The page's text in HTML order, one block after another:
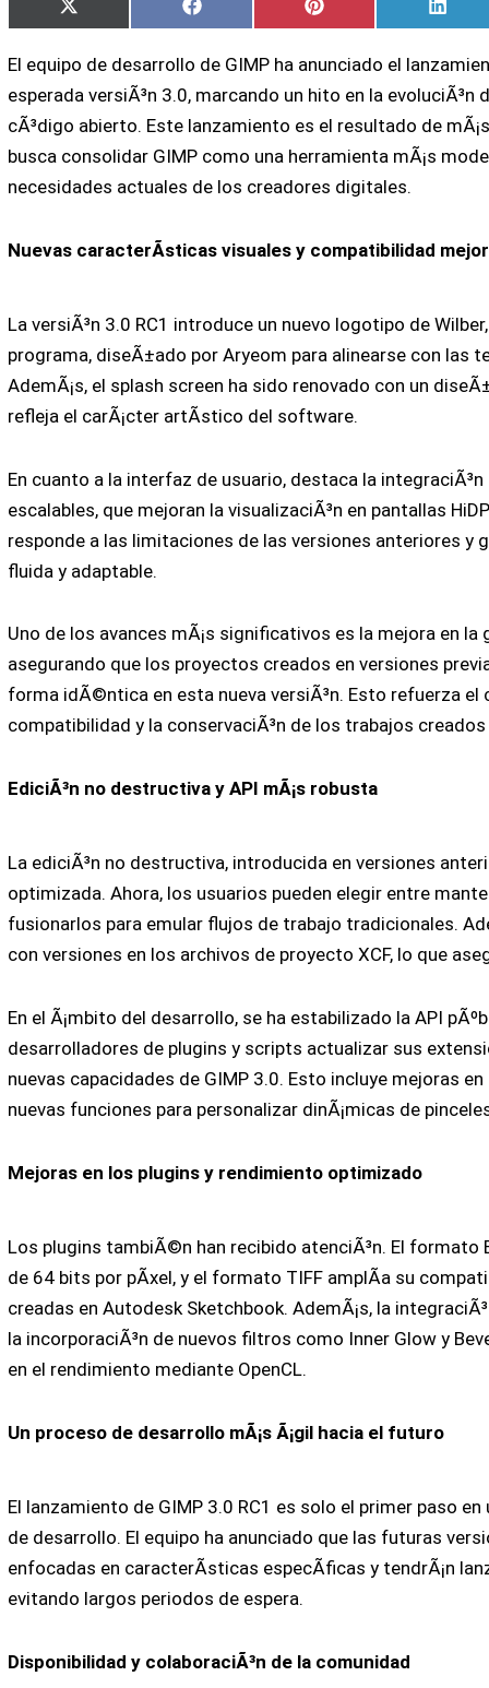
Compartir
en
X
(Twitter)
Compartir
en
Facebook
Compartir
en
Pinterest
en
El equipo de desarrollo de GIMP ha anunciado el
esperada versiÃ³n 3.0, marcando un hito en la evoluciÃ³n
cÃ³digo abierto. Este lanzamiento es el resultado de
busca consolidar GIMP como una herramienta mÃ¡s
necesidades actuales de los creadores digitales.
Nuevas caracterÃ­sticas visuales y compatibilidad
La versiÃ³n 3.0 RC1 introduce un nuevo logotipo de
programa, diseÃ±ado por Aryeom para alinearse con las
AdemÃ¡s, el splash screen ha sido renovado con un
refleja el carÃ¡cter artÃ­stico del software.
En cuanto a la interfaz de usuario, destaca la
escalables, que mejoran la visualizaciÃ³n en pantallas
responde a las limitaciones de las versiones anteriores y
fluida y adaptable.
Uno de los avances mÃ¡s significativos es la mejora en la
asegurando que los proyectos creados en versiones
forma idÃ©ntica en esta nueva versiÃ³n. Esto refuerza
compatibilidad y la conservaciÃ³n de los trabajos
EdiciÃ³n no destructiva y API mÃ¡s robusta
La ediciÃ³n no destructiva, introducida en versiones
optimizada. Ahora, los usuarios pueden elegir entre
fusionarlos para emular flujos de trabajo tradicionales.
con versiones en los archivos de proyecto XCF, lo que
En el Ã¡mbito del desarrollo, se ha estabilizado la API
desarrolladores de plugins y scripts actualizar sus
nuevas capacidades de GIMP 3.0. Esto incluye mejoras
nuevas funciones para personalizar dinÃ¡micas de
Mejoras en los plugins y rendimiento optimizado
Los plugins tambiÃ©n han recibido atenciÃ³n. El formato
de 64 bits por pÃ­xel, y el formato TIFF amplÃ­a su
creadas en Autodesk Sketchbook. AdemÃ¡s, la
la incorporaciÃ³n de nuevos filtros como Inner Glow y
en el rendimiento mediante OpenCL.
Un proceso de desarrollo mÃ¡s Ã¡gil hacia el futuro
El lanzamiento de GIMP 3.0 RC1 es solo el primer paso
de desarrollo. El equipo ha anunciado que las futuras
enfocadas en caracterÃ­sticas especÃ­ficas y tendrÃ¡n
evitando largos periodos de espera.
Disponibilidad y colaboraciÃ³n de la comunidad